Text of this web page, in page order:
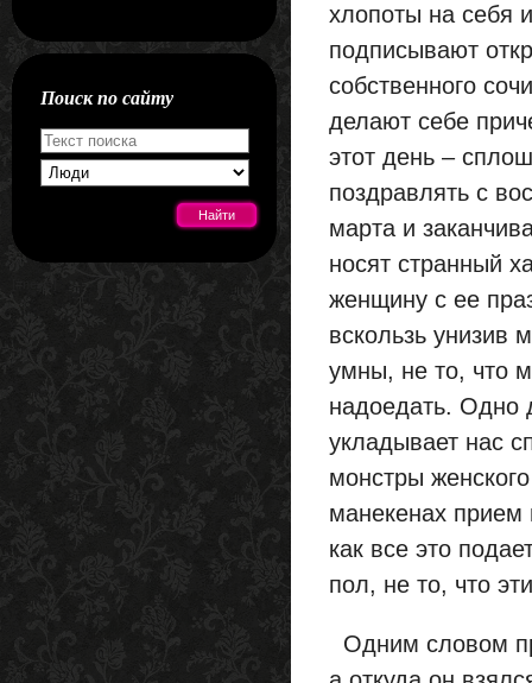
Поиск по сайту
хлопоты на себя
подписывают
собственного
делают себе
этот день –
поздравлять с
марта и
носят странный
женщину с ее
вскользь унизив
умны, не то, что
надоедать. Одно
укладывает нас
монстры
манекенах прием
как все это
пол, не то, что
Одним словом